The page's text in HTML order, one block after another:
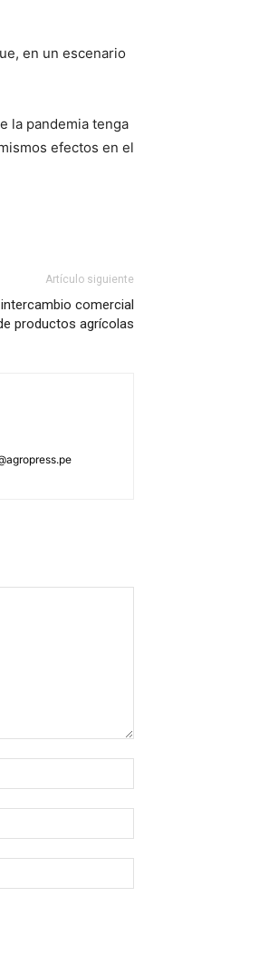
en un escenario
la pandemia tenga
efectos en el
Artículo siguiente
comercial
productos agrícolas